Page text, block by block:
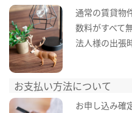
通常の賃貸物
数料がすべて
法人様の出張
お支払い方法について
お申し込み確